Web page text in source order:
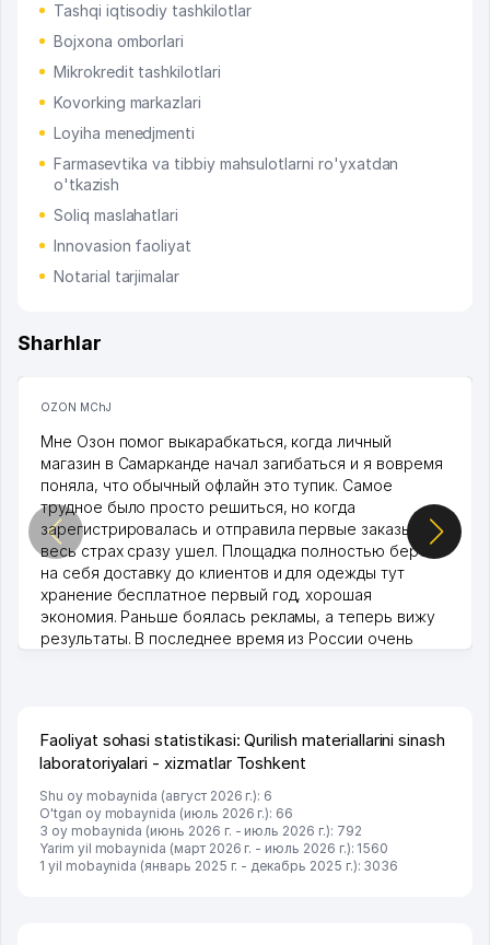
Tashqi iqtisodiy tashkilotlar
Bojxona omborlari
Mikrokredit tashkilotlari
Kovorking markazlari
Loyiha menedjmenti
Farmasevtika va tibbiy mahsulotlarni ro'yxatdan
o'tkazish
Soliq maslahatlari
Innovasion faoliyat
Notarial tarjimalar
Sharhlar
OZON MChJ
Мне Озон помог выкарабкаться, когда личный
магазин в Самарканде начал загибаться и я вовремя
поняла, что обычный офлайн это тупик. Самое
трудное было просто решиться, но когда
зарегистрировалась и отправила первые заказы,
весь страх сразу ушел. Площадка полностью берет
на себя доставку до клиентов и для одежды тут
хранение бесплатное первый год, хорошая
экономия. Раньше боялась рекламы, а теперь вижу
результаты. В последнее время из России очень
Faoliyat sohasi statistikasi: Qurilish materiallarini sinash
laboratoriyalari - xizmatlar Toshkent
Shu oy mobaynida (август 2026 г.): 6
O'tgan oy mobaynida (июль 2026 г.): 66
3 oy mobaynida (июнь 2026 г. - июль 2026 г.): 792
Yarim yil mobaynida (март 2026 г. - июль 2026 г.): 1560
1 yil mobaynida (январь 2025 г. - декабрь 2025 г.): 3036